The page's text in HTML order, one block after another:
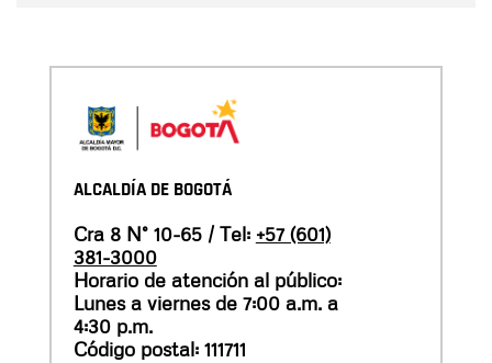
ALCALDÍA DE BOGOTÁ
Cra 8 N° 10-65 / Tel: +57 (601)
381-3000
Horario de atención al público:
Lunes a viernes de 7:00 a.m. a
4:30 p.m.
Código postal: 111711